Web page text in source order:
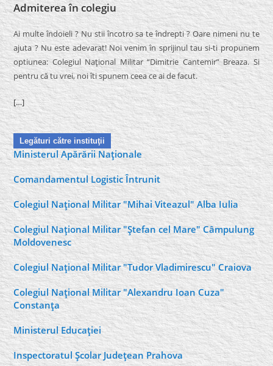
Admiterea în colegiu
Ai multe îndoieli ? Nu stii încotro sa te îndrepti ? Oare nimeni nu te
ajuta ? Nu este adevarat! Noi venim în sprijinul tau si-ti propunem
optiunea: Colegiul Naţional Militar “Dimitrie Cantemir” Breaza. Si
pentru că tu vrei, noi îti spunem ceea ce ai de facut.
[…]
Legături către instituţii
Ministerul Apărării Naţionale
Comandamentul Logistic Întrunit
Colegiul Naţional Militar "Mihai Viteazul" Alba Iulia
Colegiul Naţional Militar "Ştefan cel Mare" Câmpulung
Moldovenesc
Colegiul Naţional Militar "Tudor Vladimirescu" Craiova
Colegiul Naţional Militar "Alexandru Ioan Cuza"
Constanţa
Ministerul Educaţiei
Inspectoratul Şcolar Judeţean Prahova